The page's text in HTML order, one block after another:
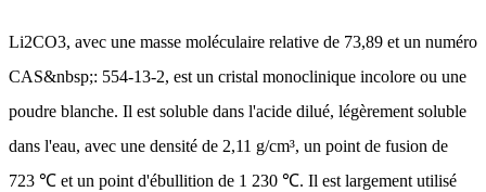
Li2CO3, avec une masse moléculaire relative de 73,89 et un numéro
CAS&nbsp;: 554-13-2, est un cristal monoclinique incolore ou une
poudre blanche. Il est soluble dans l'acide dilué, légèrement soluble
dans l'eau, avec une densité de 2,11 g/cm³, un point de fusion de
723 ℃ et un point d'ébullition de 1 230 ℃. Il est largement utilisé